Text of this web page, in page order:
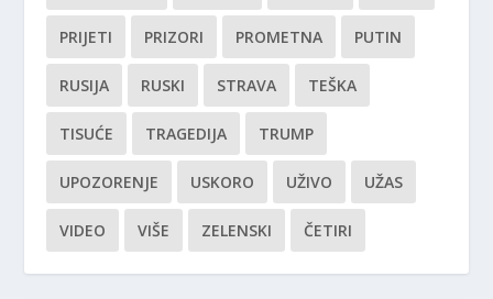
PRIJETI PRIZORI PROMETNA PUTIN
RUSIJA RUSKI STRAVA TEŠKA
TISUĆE TRAGEDIJA TRUMP
UPOZORENJE USKORO UŽIVO UŽAS
VIDEO VIŠE ZELENSKI ČETIRI